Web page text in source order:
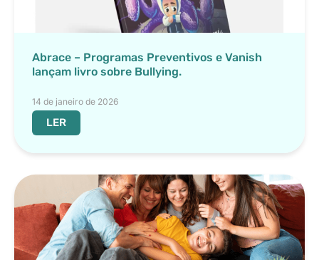
Abrace – Programas Preventivos e Vanish
lançam livro sobre Bullying.
14 de janeiro de 2026
LER